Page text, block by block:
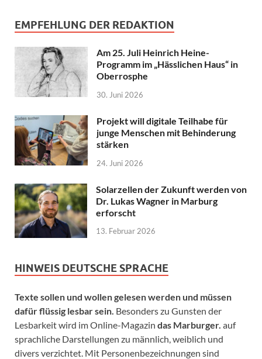
EMPFEHLUNG DER REDAKTION
Am 25. Juli Heinrich Heine-
Programm im „Hässlichen Haus“ in
Oberrosphe
30. Juni 2026
Projekt will digitale Teilhabe für
junge Menschen mit Behinderung
stärken
24. Juni 2026
Solarzellen der Zukunft werden von
Dr. Lukas Wagner in Marburg
erforscht
13. Februar 2026
HINWEIS DEUTSCHE SPRACHE
Texte sollen und wollen gelesen werden und müssen
dafür flüssig lesbar sein. Besonders zu Gunsten der
Lesbarkeit wird im Online-Magazin das Marburger. auf
sprachliche Darstellungen zu männlich, weiblich und
divers verzichtet. Mit Personenbezeichnungen sind